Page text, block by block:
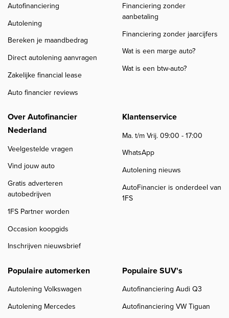
Autofinanciering
Autolening
Bereken je maandbedrag
Direct autolening aanvragen
Zakelijke financial lease
Auto financier reviews
Financiering zonder
aanbetaling
Financiering zonder jaarcijfers
Wat is een marge auto?
Wat is een btw-auto?
Over Autofinancier
Nederland
Veelgestelde vragen
Vind jouw auto
Gratis adverteren
autobedrijven
1FS Partner worden
Occasion koopgids
Inschrijven nieuwsbrief
Klantenservice
Ma. t/m Vrij. 09:00 - 17:00
WhatsApp
Autolening nieuws
AutoFinancier is onderdeel van
1FS
Populaire automerken
Autolening Volkswagen
Autolening Mercedes
Populaire SUV's
Autofinanciering Audi Q3
Autofinanciering VW Tiguan